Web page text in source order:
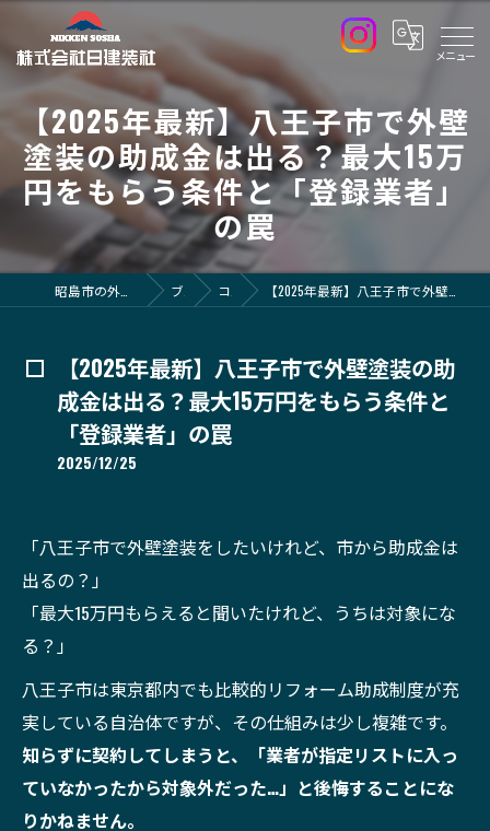
【2025年最新】八王子市で外壁
塗装の助成金は出る？最大15万
円をもらう条件と「登録業者」
の罠
ブログ コラム 【2025年最新】八王子市で外壁塗装の助成金は出る？最大15万円をもらう条件と「登録業者」の罠
【2025年最新】八王子市で外壁塗装の助
成金は出る？最大15万円をもらう条件と
「登録業者」の罠
2025/12/25
「八王子市で外壁塗装をしたいけれど、市から助成金は
出るの？」
「最大15万円もらえると聞いたけれど、うちは対象にな
る？」
八王子市は東京都内でも比較的リフォーム助成制度が充
実している自治体ですが、その仕組みは少し複雑です。
知らずに契約してしまうと、「業者が指定リストに入っ
ていなかったから対象外だった…」と後悔することにな
りかねません。